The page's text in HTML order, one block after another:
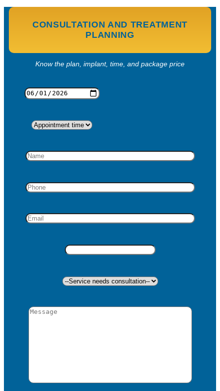
CONSULTATION AND TREATMENT
PLANNING
Know the plan, implant, time, and package price